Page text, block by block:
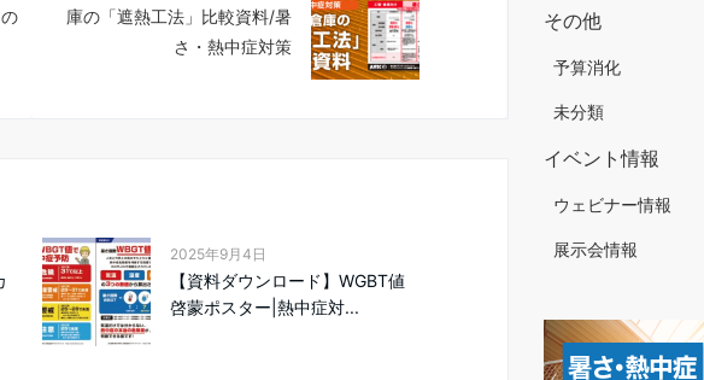
庫の「遮熱工法」比較資料/暑
さ・熱中症対策
2025年9月4日
【資料ダウンロード】WGBT値
啓蒙ポスター|熱中症対...
その他
予算消化
未分類
イベント情報
ウェビナー情報
展示会情報